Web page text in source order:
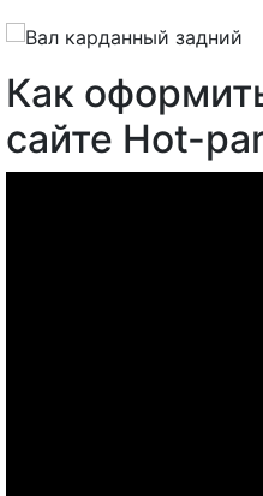
Как
сайте Hot-